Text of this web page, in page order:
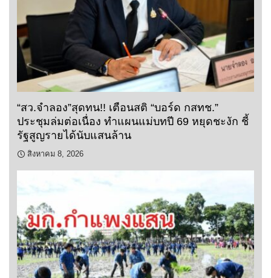
“สว.จำลอง”สุดทน!! เตือนสติ “บอร์ด กสทช.”
ประชุมล่มต่อเนื่อง ทำแผนแม่บทปี 69 หยุดชะงัก ชี้
รัฐสูญรายได้นับแสนล้าน
สิงหาคม 8, 2026